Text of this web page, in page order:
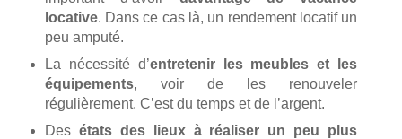
locative. Dans ce cas là, un rendement locatif un
peu amputé.
La nécessité d’entretenir les meubles et les
équipements, voir de les renouveler
régulièrement. C’est du temps et de l’argent.
Des états des lieux à réaliser un peu plus